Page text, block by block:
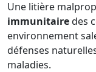
Une litière
immunitairedes
environnement
défenses
maladies.